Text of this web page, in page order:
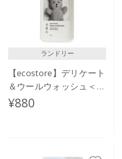
ランドリー
【ecostore】デリケート
＆ウールウォッシュ＜お
しゃれ着用＞ 500ｍL
¥880